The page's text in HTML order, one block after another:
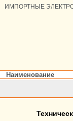
ИМПОРТНЫЕ
Наименование